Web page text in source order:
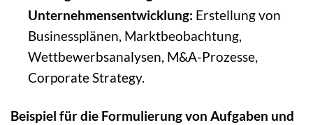
Unternehmensentwicklung: Erstellung von
Businessplänen, Marktbeobachtung,
Wettbewerbsanalysen, M&A-Prozesse,
Corporate Strategy.
Beispiel für die Formulierung von Aufgaben und